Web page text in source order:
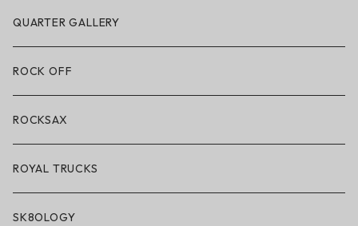
POLeR × LAKAI
アパレル
アクセサリー・小物
アパレル
ハードグッズ
QUARTER GALLERY
ROCK OFF
ROCKSAX
ROYAL TRUCKS
SK8OLOGY